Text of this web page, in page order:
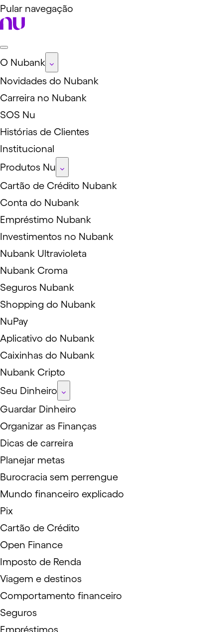
Pular navegação
O Nubank
Novidades do Nubank
Carreira no Nubank
SOS Nu
Histórias de Clientes
Institucional
Produtos Nu
Cartão de Crédito Nubank
Conta do Nubank
Empréstimo Nubank
Investimentos no Nubank
Nubank Ultravioleta
Nubank Croma
Seguros Nubank
Shopping do Nubank
NuPay
Aplicativo do Nubank
Caixinhas do Nubank
Nubank Cripto
Seu Dinheiro
Guardar Dinheiro
Organizar as Finanças
Dicas de carreira
Planejar metas
Burocracia sem perrengue
Mundo financeiro explicado
Pix
Cartão de Crédito
Open Finance
Imposto de Renda
Viagem e destinos
Comportamento financeiro
Seguros
Empréstimos